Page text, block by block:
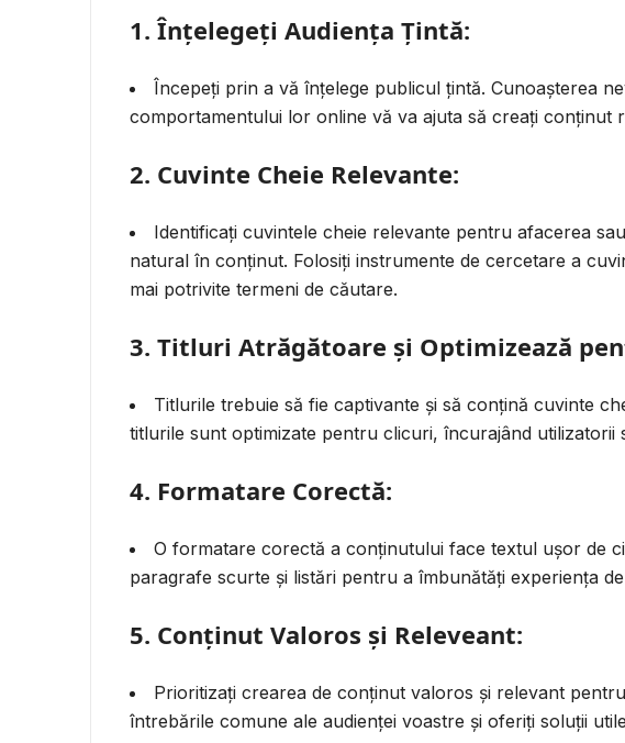
1. Înțelegeți Audiența Țintă:
Începeți prin a vă înțelege publicul țintă. Cunoașterea
comportamentului lor online vă va ajuta să creați conținut
2. Cuvinte Cheie Relevante:
Identificați cuvintele cheie relevante pentru afacerea
natural în conținut. Folosiți instrumente de cercetare a
mai potrivite termeni de căutare.
3. Titluri Atrăgătoare și Optimizează
Titlurile trebuie să fie captivante și să conțină cuvinte
titlurile sunt optimizate pentru clicuri, încurajând utilizatorii
4. Formatare Corectă:
O formatare corectă a conținutului face textul ușor de
paragrafe scurte și listări pentru a îmbunătăți experiența
5. Conținut Valoros și Releveant:
Prioritizați crearea de conținut valoros și relevant
întrebările comune ale audienței voastre și oferiți soluții